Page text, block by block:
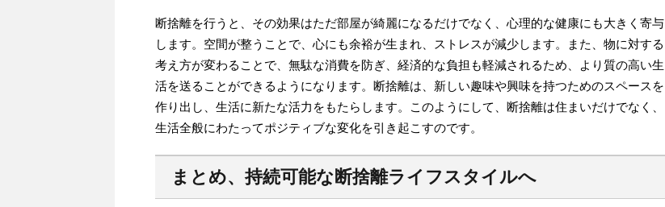
断捨離を行うと、その効果はただ部屋が綺麗になるだけでなく、心理的な健康にも大きく寄与
します。空間が整うことで、心にも余裕が生まれ、ストレスが減少します。また、物に対する
考え方が変わることで、無駄な消費を防ぎ、経済的な負担も軽減されるため、より質の高い生
活を送ることができるようになります。断捨離は、新しい趣味や興味を持つためのスペースを
作り出し、生活に新たな活力をもたらします。このようにして、断捨離は住まいだけでなく、
生活全般にわたってポジティブな変化を引き起こすのです。
まとめ、持続可能な断捨離ライフスタイルへ